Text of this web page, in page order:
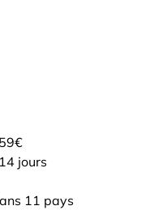
jours
11 pays